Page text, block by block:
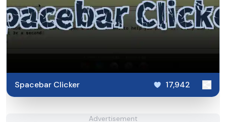
Spacebar Clicker 17,942
Advertisement